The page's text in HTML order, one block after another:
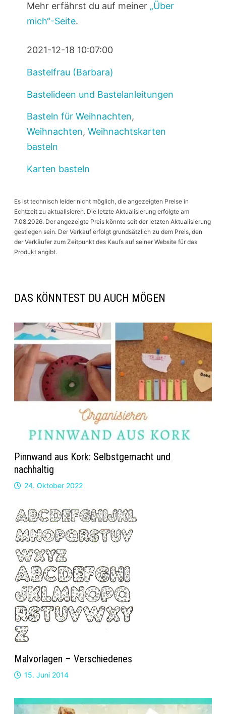
Mehr erfährst du auf meiner „Über
mich“-Seite.
2021-12-18 10:07:00
Bastelfrau (Barbara)
Bastelideen und Bastelanleitungen
Basteln für Weihnachten,
Weihnachten, Weihnachtskarten
basteln
Karten basteln
Es ist technisch leider nicht möglich, die angezeigten Preise in
Echtzeit zu aktualisieren. Die letzte Aktualisierung erfolgte am
7.08.2026. Der angezeigte Preis könnte seit der letzten Aktualisierung
gestiegen sein. Der Verkauf erfolgt grundsätzlich zu dem Preis, den
der Verkäufer zum Zeitpunkt des Kaufs auf seiner Website für das
Produkt angibt.
DAS KÖNNTEST DU AUCH MÖGEN
Pinnwand aus Kork: Selbstgemacht und
nachhaltig
24. Oktober 2022
Malvorlagen – Verschiedenes
15. Juni 2014